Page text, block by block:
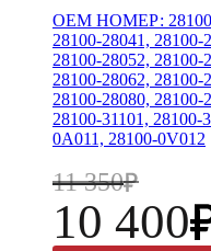
OEM НОМЕР: 28100-
28100-28041, 28100-
28100-28052, 28100-
28100-28062, 28100-
28100-28080, 28100-
28100-31101,
0A011, 28100-0V012
11 350
10 400